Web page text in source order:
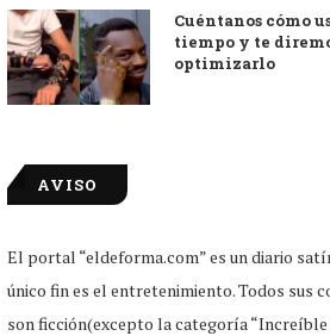
Cuéntanos cómo
tiempo y te
optimizarlo
AVISO
El portal “eldeforma.com” es un diario
único fin es el entretenimiento. Todos sus
son ficción(excepto la categoría